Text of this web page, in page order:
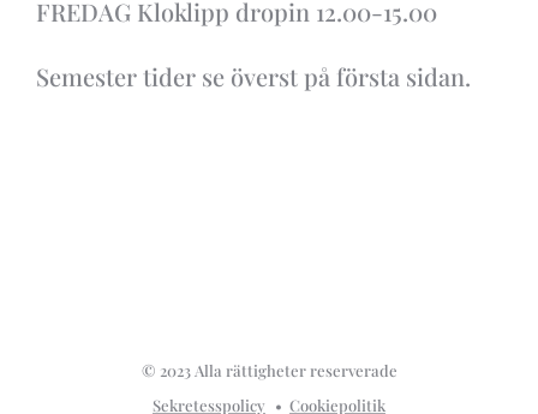
FREDAG Kloklipp dropin 12.00-15.00
Semester tider se överst på första sidan.
© 2023 Alla rättigheter reserverade
Sekretesspolicy
Cookiepolitik